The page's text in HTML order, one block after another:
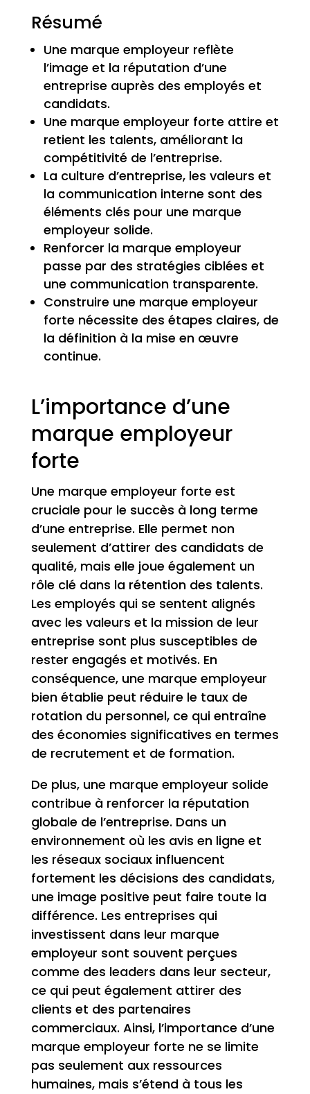
Résumé
Une marque employeur reflète
l’image et la réputation d’une
entreprise auprès des employés et
candidats.
Une marque employeur forte attire et
retient les talents, améliorant la
compétitivité de l’entreprise.
La culture d’entreprise, les valeurs et
la communication interne sont des
éléments clés pour une marque
employeur solide.
Renforcer la marque employeur
passe par des stratégies ciblées et
une communication transparente.
Construire une marque employeur
forte nécessite des étapes claires, de
la définition à la mise en œuvre
continue.
L’importance d’une
marque employeur
forte
Une marque employeur forte est
cruciale pour le succès à long terme
d’une entreprise. Elle permet non
seulement d’attirer des candidats de
qualité, mais elle joue également un
rôle clé dans la rétention des talents.
Les employés qui se sentent alignés
avec les valeurs et la mission de leur
entreprise sont plus susceptibles de
rester engagés et motivés. En
conséquence, une marque employeur
bien établie peut réduire le taux de
rotation du personnel, ce qui entraîne
des économies significatives en termes
de recrutement et de formation.
De plus, une marque employeur solide
contribue à renforcer la réputation
globale de l’entreprise. Dans un
environnement où les avis en ligne et
les réseaux sociaux influencent
fortement les décisions des candidats,
une image positive peut faire toute la
différence. Les entreprises qui
investissent dans leur marque
employeur sont souvent perçues
comme des leaders dans leur secteur,
ce qui peut également attirer des
clients et des partenaires
commerciaux. Ainsi, l’importance d’une
marque employeur forte ne se limite
pas seulement aux ressources
humaines, mais s’étend à tous les